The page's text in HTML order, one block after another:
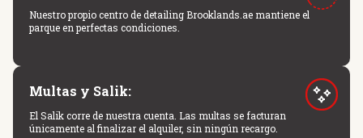
Nuestro propio centro de detailing Brooklands.ae mantiene el
parque en perfectas condiciones.
Multas y Salik:
El Salik corre de nuestra cuenta. Las multas se facturan
únicamente al finalizar el alquiler, sin ningún recargo.